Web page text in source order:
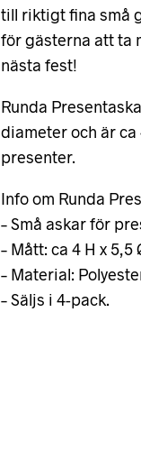
till riktigt fina små
för gästerna att ta
nästa fest!
Runda
diameter och är
presenter.
Info om Runda
– Små askar för
– Mått: ca 4 H x 5,5
– Material:
– Säljs i 4-pack.